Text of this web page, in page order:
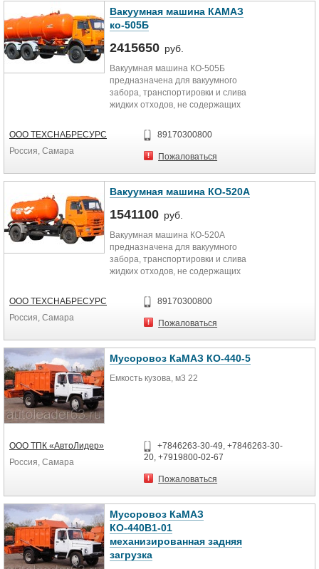
Вакуумная машина КАМАЗ
ко-505Б
2415650 руб.
Вакуумная машина КО-505Б
предназначена для вакуумного
забора, транспортировки и слива
жидких отходов, не содержащих
ООО ТЕХСНАБРЕСУРС
Россия, Самара
89170300800
Пожаловаться
Вакуумная машина КО-520А
1541100 руб.
Вакуумная машина КО-520А
предназначена для вакуумного
забора, транспортировки и слива
жидких отходов, не содержащих
ООО ТЕХСНАБРЕСУРС
Россия, Самара
89170300800
Пожаловаться
Мусоровоз КаМАЗ КО-440-5
Емкость кузова, м3 22
ООО ТПК «АвтоЛидер»
Россия, Самара
+7846263-30-49, +7846263-30-
20, +7919800-02-67
Пожаловаться
Мусоровоз КаМАЗ
КО-440В1-01
механизированная задняя
загрузка